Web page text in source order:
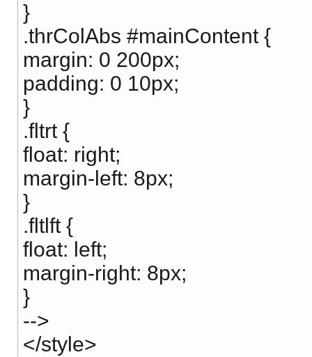
}
.thrColAbs #mainContent {
margin: 0 200px;
padding: 0 10px;
}
.fltrt {
float: right;
margin-left: 8px;
}
.fltlft {
float: left;
margin-right: 8px;
}
-->
</style>